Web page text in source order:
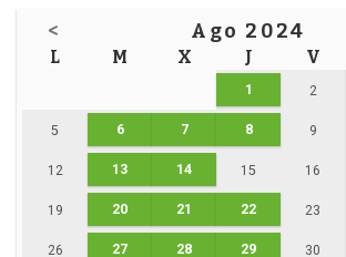
< Ago 2024
L M X J V
1 2
5 6 7 8 9
12 13 14 15 16
19 20 21 22 23
26 27 28 29 30